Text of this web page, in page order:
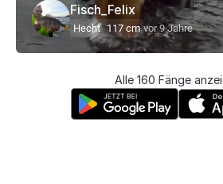
Fisch_Felix
Hecht 117 cm vor 9 Jahre
Alle 160 Fänge